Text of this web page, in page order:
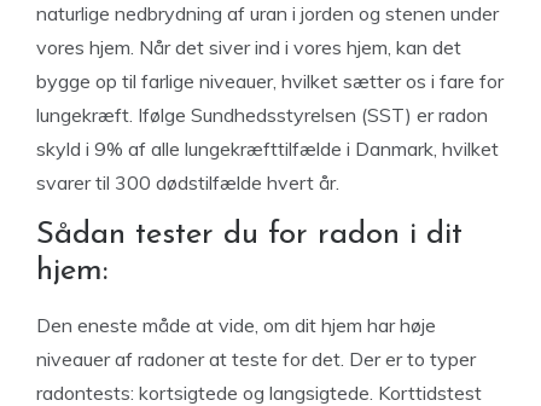
naturlige nedbrydning af uran i jorden og stenen under
vores hjem. Når det siver ind i vores hjem, kan det
bygge op til farlige niveauer, hvilket sætter os i fare for
lungekræft. Ifølge Sundhedsstyrelsen (SST) er radon
skyld i 9% af alle lungekræfttilfælde i Danmark, hvilket
svarer til 300 dødstilfælde hvert år.
Sådan tester du for radon i dit
hjem:
Den eneste måde at vide, om dit hjem har høje
niveauer af radoner at teste for det. Der er to typer
radontests: kortsigtede og langsigtede. Korttidstest